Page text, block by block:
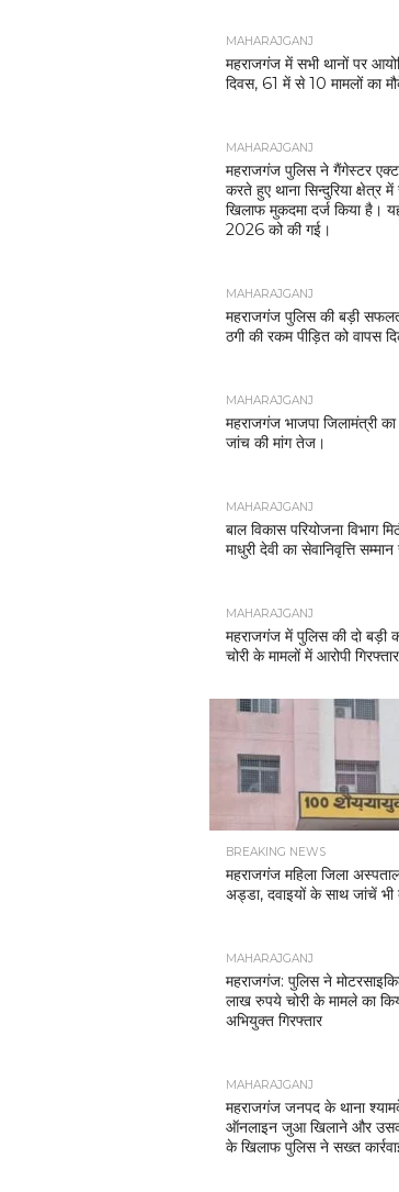
MAHARAJGANJ
महराजगंज में सभी थानों पर
दिवस, 61 में से 10 मामलों का
MAHARAJGANJ
महराजगंज पुलिस ने गैंगेस्टर एक्ट
करते हुए थाना सिन्दुरिया क्षेत्र
खिलाफ मुकदमा दर्ज किया है।
2026 को की गई।
MAHARAJGANJ
महराजगंज पुलिस की बड़ी
ठगी की रकम पीड़ित को वापस
MAHARAJGANJ
महराजगंज भाजपा जिलामंत्री
जांच की मांग तेज।
MAHARAJGANJ
बाल विकास परियोजना विभाग
माधुरी देवी का सेवानिवृत्ति
MAHARAJGANJ
महराजगंज में पुलिस की दो बड़ी
चोरी के मामलों में आरोपी गिरफ्तार
BREAKING NEWS
महराजगंज महिला जिला
अड्डा, दवाइयों के साथ जांचें भी
MAHARAJGANJ
महराजगंज: पुलिस ने
लाख रुपये चोरी के मामले का
अभियुक्त गिरफ्तार
MAHARAJGANJ
महराजगंज जनपद के थाना
ऑनलाइन जुआ खिलाने और
के खिलाफ पुलिस ने सख्त